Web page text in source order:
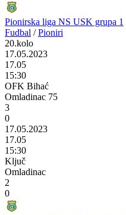
Pionirska liga NS USK grupa 1
Fudbal / Pioniri
20.kolo
17.05.2023
17.05
15:30
OFK Bihać
Omladinac 75
3
0
17.05.2023
17.05
15:30
Ključ
Omladinac
2
0